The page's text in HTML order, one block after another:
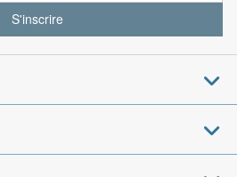
S'inscrire